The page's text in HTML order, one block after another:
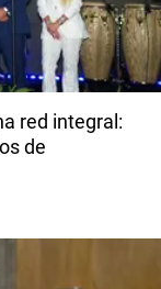
red integral:
de